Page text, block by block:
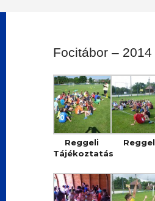
Focitábor – 2014
Reggeli
Tájékoztatás
Reggel